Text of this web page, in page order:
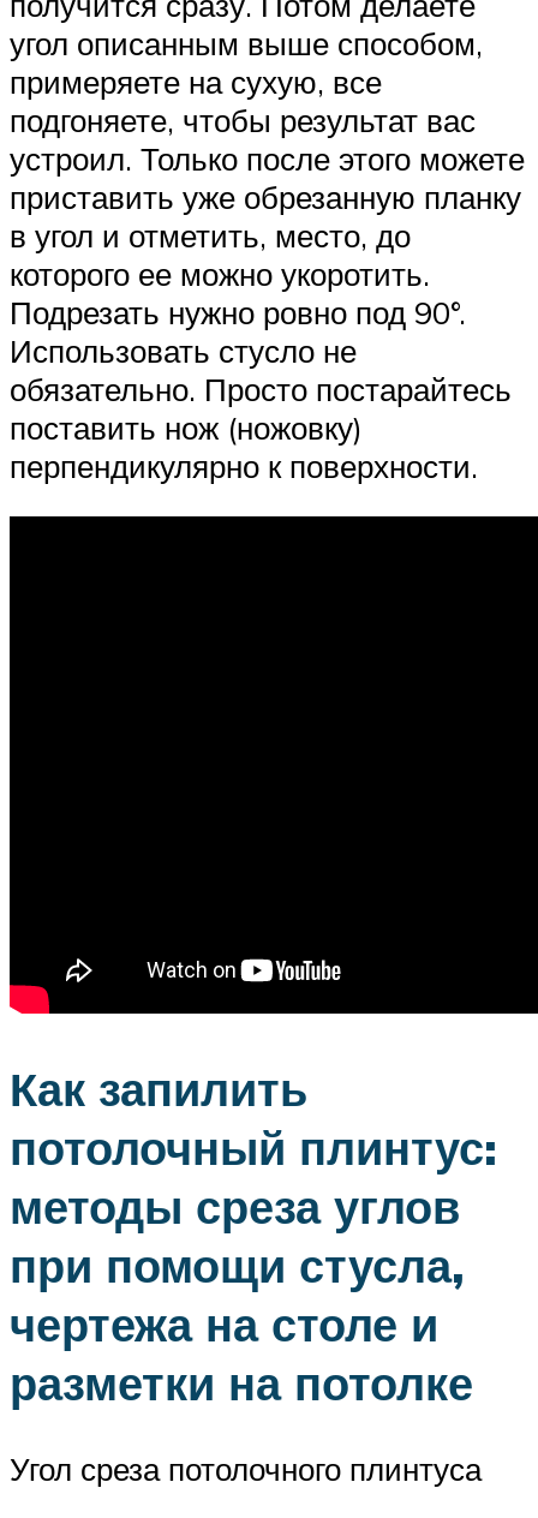
угол описанным выше способом,
примеряете на сухую, все
подгоняете, чтобы результат вас
устроил. Только после этого можете
приставить уже обрезанную планку
в угол и отметить, место, до
которого ее можно укоротить.
Подрезать нужно ровно под 90°.
Использовать стусло не
обязательно. Просто постарайтесь
поставить нож (ножовку)
перпендикулярно к поверхности.
Как запилить
потолочный плинтус:
методы среза углов
при помощи стусла,
чертежа на столе и
разметки на потолке
Угол среза потолочного плинтуса